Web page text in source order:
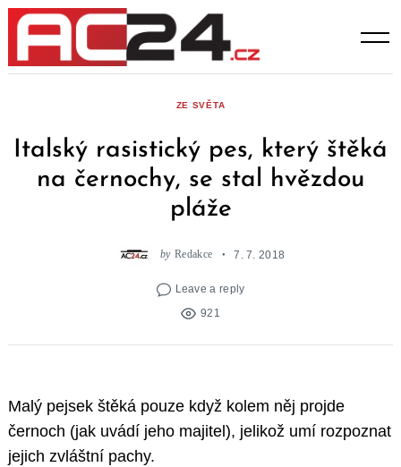
Skip
content
ZE SVĚTA
Italský rasistický pes, který štěká
na černochy, se stal hvězdou
pláže
by Redakce 7. 7. 2018
Leave a reply
921
Malý pejsek štěká pouze když kolem něj projde
černoch (jak uvádí jeho majitel), jelikož umí rozpoznat
jejich zvláštní pachy.